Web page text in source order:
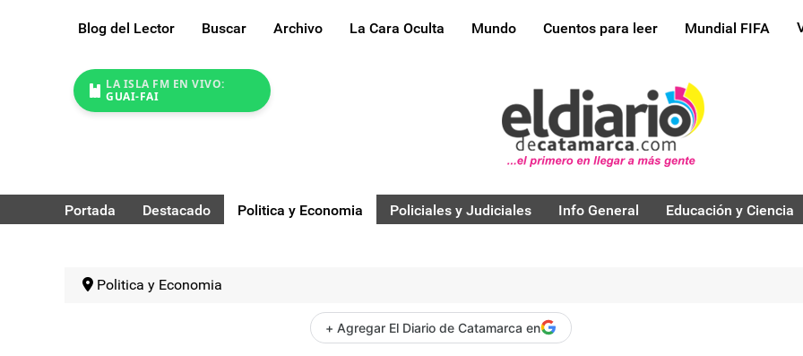
Blog del Lector Buscar Archivo La Cara Oculta Mundo Cuentos para leer Mundial FIFA
LA ISLA FM EN VIVO:
GUAI-FAI
Portada Destacado Politica y Economia Policiales y Judiciales Info General Educación y Ciencia
Politica y Economia
+ Agregar El Diario de Catamarca en